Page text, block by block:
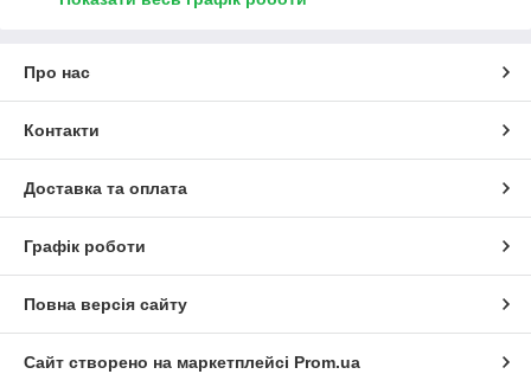
Про нас
Контакти
Доставка та оплата
Графік роботи
Повна версія сайту
Сайт створено на маркетплейсі Prom.ua